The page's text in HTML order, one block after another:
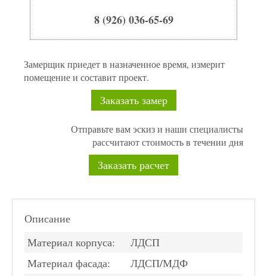
8 (926) 036-65-69
Замерщик приедет в назначенное время, измерит
помещение и составит проект.
Заказать замер
Отправьте вам эскиз и наши специалисты
рассчитают стоимость в течении дня
Заказать расчет
Описание
Материал корпуса:
ЛДСП
Материал фасада:
ЛДСП/МДФ